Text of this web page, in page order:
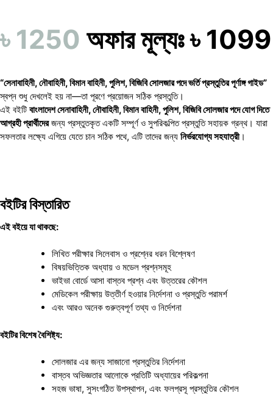
৳ 1250 অফার মূল্যঃ ৳ 1099
“সেনাবাহিনী, নৌবাহিনী, বিমান বাহিনী, পুলিশ, বিজিবি সোলজার পদে ভর্তি প্রস্তুতির পূর্ণাঙ্গ গাইড”
স্বপ্ন শুধু দেখলেই হয় না—তা পূরণে প্রয়োজন সঠিক প্রস্তুতি।
এই বইটি বাংলাদেশ সেনাবাহিনী, নৌবাহিনী, বিমান বাহিনী, পুলিশ, বিজিবি সোলজার পদে যোগ দিতে
আগ্রহী প্রার্থীদেরজন্য প্রস্তুতকৃত একটি সম্পূর্ণ ও সুপরিকল্পিত প্রস্তুতি সহায়ক গ্রন্থ। যারা
সফলতার লক্ষ্যে এগিয়ে যেতে চান সঠিক পথে, এটি তাদের জন্য নির্ভরযোগ্য সহযাত্রী।
বইটির বিস্তারিত
এই বইয়ে যা থাকছে:
লিখিত পরীক্ষার সিলেবাস ও প্রশ্নের ধরন বিশ্লেষণ
বিষয়ভিত্তিক অধ্যায় ও মডেল প্রশ্নসমূহ
ভাইভা বোর্ডে আসা বাস্তব প্রশ্ন এবং উত্তরের কৌশল
মেডিকেল পরীক্ষায় উত্তীর্ণ হওয়ার নির্দেশনা ও প্রস্তুতি পরামর্শ
এবং আরও অনেক গুরুত্বপূর্ণ তথ্য ও নির্দেশনা
বইটির বিশেষ বৈশিষ্ট্য:
সোলজার এর জন্য সাজানো প্রস্তুতির নির্দেশনা
বাস্তব অভিজ্ঞতার আলোকে প্রতিটি অধ্যায়ের পরিকল্পনা
সহজ ভাষা, সুসংগঠিত উপস্থাপন, এবং ফলপ্রসূ প্রস্তুতির কৌশল